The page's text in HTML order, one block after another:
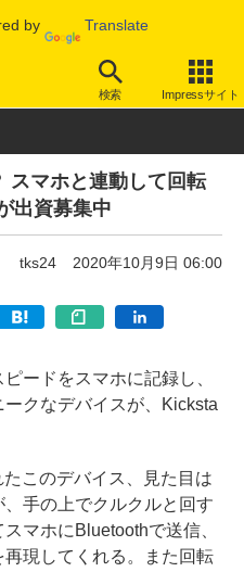
by Translate
検索 Impressサイト
スマホと連動して回転
出資募集中
tks24 2020年10月9日 06:00
ードをスマホに記録し、
クなデバイスが、Kicksta
このデバイス、見た目は
手の上でクルクルと回す
マホにBluetoothで送信、
現してくれる。また回転